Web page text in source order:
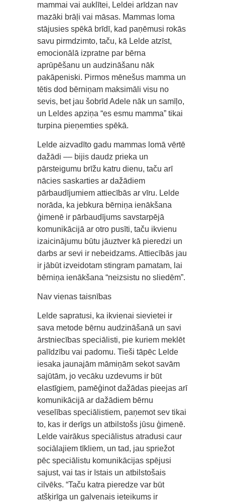
mammai vai auklītei, Leldei arīdzan nav
mazāki brāļi vai māsas. Mammas loma
stājusies spēkā brīdī, kad paņēmusi rokās
savu pirmdzimto, taču, kā Lelde atzīst,
emocionālā izpratne par bērna
aprūpēšanu un audzināšanu nāk
pakāpeniski. Pirmos mēnešus mamma un
tētis dod bērniņam maksimāli visu no
sevis, bet jau šobrīd Adele nāk un samīļo,
un Leldes apziņa “es esmu mamma” tikai
turpina pieņemties spēkā.
Lelde aizvadīto gadu mammas lomā vērtē
dažādi –– bijis daudz prieka un
pārsteigumu brīžu katru dienu, taču arī
nācies saskarties ar dažādiem
pārbaudījumiem attiecībās ar vīru. Lelde
norāda, ka jebkura bērniņa ienākšana
ģimenē ir pārbaudījums savstarpējā
komunikācijā ar otro pusīti, taču ikvienu
izaicinājumu būtu jāuztver kā pieredzi un
darbs ar sevi ir nebeidzams. Attiecībās jau
ir jābūt izveidotam stingram pamatam, lai
bērniņa ienākšana “neizsistu no sliedēm”.
Nav vienas taisnības
Lelde sapratusi, ka ikvienai sievietei ir
sava metode bērnu audzināšanā un savi
ārstniecības speciālisti, pie kuriem meklēt
palīdzību vai padomu. Tieši tāpēc Lelde
iesaka jaunajām māmiņām sekot savām
sajūtām, jo vecāku uzdevums ir būt
elastīgiem, pamēģinot dažādas pieejas arī
komunikācijā ar dažādiem bērnu
veselības speciālistiem, paņemot sev tikai
to, kas ir derīgs un atbilstošs jūsu ģimenē.
Lelde vairākus speciālistus atradusi caur
sociālajiem tīkliem, un tad, jau spriežot
pēc speciālistu komunikācijas spējusi
sajust, vai tas ir īstais un atbilstošais
cilvēks. “Taču katra pieredze var būt
atšķirīga un galvenais ieteikums ir